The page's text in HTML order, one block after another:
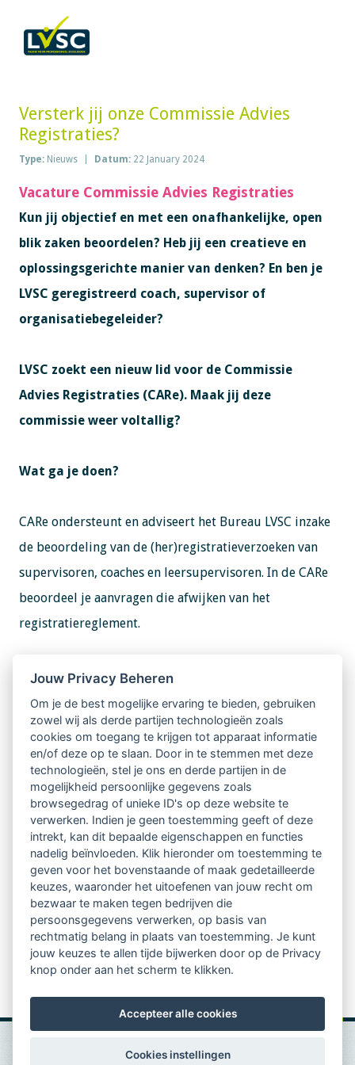
Versterk jij onze Commissie Advies
Registraties?
Type: Nieuws Datum: 22 January 2024
Vacature Commissie Advies Registraties
Kun jij objectief en met een onafhankelijke, open
blik zaken beoordelen? Heb jij een creatieve en
oplossingsgerichte manier van denken? En ben je
LVSC geregistreerd coach, supervisor of
organisatiebegeleider?
LVSC zoekt een nieuw lid voor de Commissie
Advies Registraties (CARe). Maak jij deze
commissie weer voltallig?
Wat ga je doen?
CARe ondersteunt en adviseert het Bureau LVSC inzake
de beoordeling van de (her)registratieverzoeken van
supervisoren, coaches en leersupervisoren. In de CARe
beoordeel je aanvragen die afwijken van het
registratiereglement.
Meer informatie en reageren
Stuur bij interessevoor 1 februari 2024 een e-mail
naar info@lvsc.eu met een korte motivatie en je CV.
Hierna word je uitgenodigd voor een online
kennismaking met de portefeuillehouder van het
bestuur inzake deze commissie. Mocht je meer
informatie over deze vacature willen, neem dan
contact op met Bureau LVSC via 024 366 2080.
Jouw Privacy Beheren
Om je de best mogelijke ervaring te bieden, gebruiken
zowel wij als derde partijen technologieën zoals
cookies om toegang te krijgen tot apparaat informatie
en/of deze op te slaan. Door in te stemmen met deze
technologieën, stel je ons en derde partijen in de
mogelijkheid persoonlijke gegevens zoals
browsegedrag of unieke ID's op deze website te
verwerken. Indien je geen toestemming geeft of deze
intrekt, kan dit bepaalde eigenschappen en functies
nadelig beïnvloeden. Klik hieronder om toestemming te
geven voor het bovenstaande of maak gedetailleerde
keuzes, waaronder het uitoefenen van jouw recht om
bezwaar te maken tegen bedrijven die
persoonsgegevens verwerken, op basis van
rechtmatig belang in plaats van toestemming. Je kunt
jouw keuzes te allen tijde bijwerken door op de Privacy
knop onder aan het scherm te klikken.
Accepteer alle cookies
Cookies instellingen